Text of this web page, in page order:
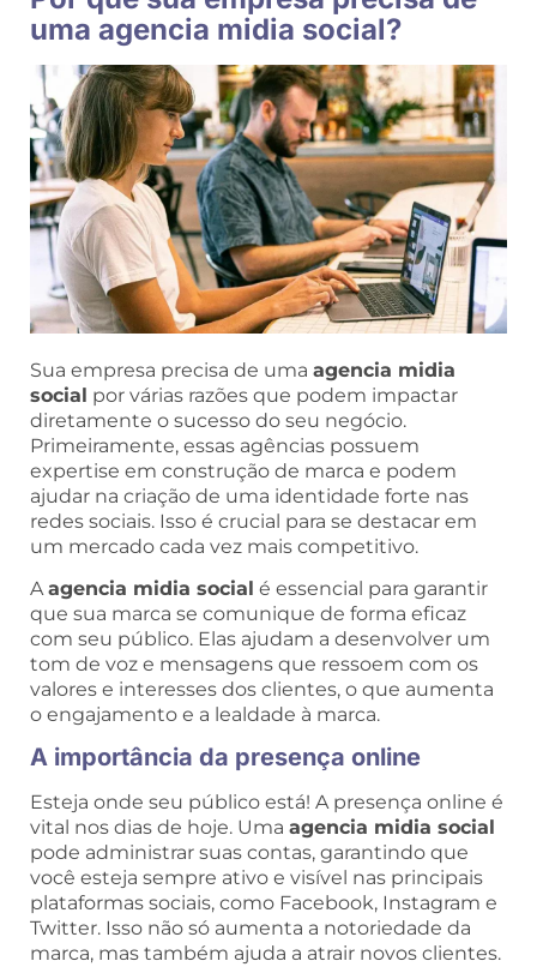
uma agencia midia social?
Sua empresa precisa de uma agencia midia
social por várias razões que podem impactar
diretamente o sucesso do seu negócio.
Primeiramente, essas agências possuem
expertise em construção de marca e podem
ajudar na criação de uma identidade forte nas
redes sociais. Isso é crucial para se destacar em
um mercado cada vez mais competitivo.
Aagencia midia social é essencial para garantir
que sua marca se comunique de forma eficaz
com seu público. Elas ajudam a desenvolver um
tom de voz e mensagens que ressoem com os
valores e interesses dos clientes, o que aumenta
o engajamento e a lealdade à marca.
A importância da presença online
Esteja onde seu público está! A presença online é
vital nos dias de hoje. Uma agencia midia social
pode administrar suas contas, garantindo que
você esteja sempre ativo e visível nas principais
plataformas sociais, como Facebook, Instagram e
Twitter. Isso não só aumenta a notoriedade da
marca, mas também ajuda a atrair novos clientes.